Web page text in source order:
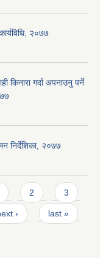
२०७७
किनारा गर्दा अपनाउनु पर्ने
निर्देशिका, २०७७
2 3
› last »